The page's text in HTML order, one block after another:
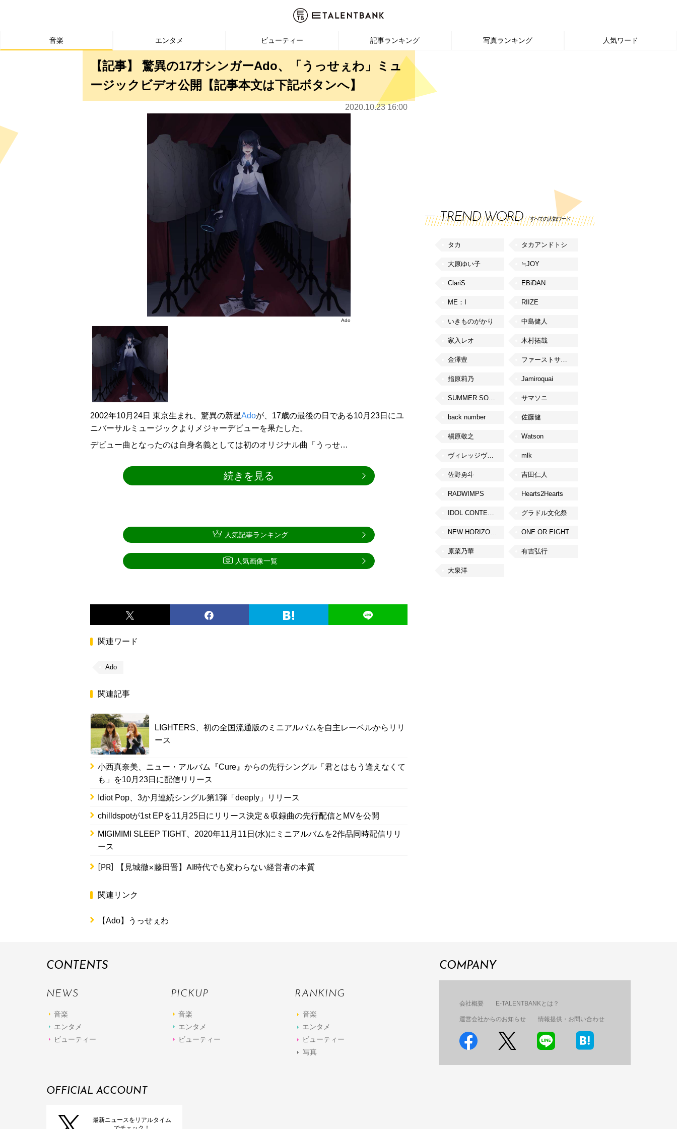
音楽 エンタメ ビューティー 記事ランキング 写真ランキング 人気ワード
【記事】 驚異の17才シンガーAdo、「うっせぇわ」ミュ
ージックビデオ公開【記事本文は下記ボタンへ】
2020.10.23 16:00
Ado
2002年10月24日 東京生まれ、驚異の新星Adoが、17歳の最後の日である10月23日にユ
ニバーサルミュージックよりメジャーデビューを果たした。
デビュー曲となったのは自身名義としては初のオリジナル曲「うっせ…
続きを見る
関連ワード
Ado
関連記事
LIGHTERS、初の全国流通版のミニアルバムを自主レーベルからリリ
ース
小西真奈美、ニュー・アルバム『Cure』からの先行シングル「君とはもう逢えなくて
も」を10月23日に配信リリース
Idiot Pop、3か月連続シングル第1弾「deeply」リリース
chilldspotが1st EPを11月25日にリリース決定＆収録曲の先行配信とMVを公開
MIGIMIMI SLEEP TIGHT、2020年11月11日(水)にミニアルバムを2作品同時配信リリ
ース
[PR] 【見城徹×藤田晋】AI時代でも変わらない経営者の本質
関連リンク
【Ado】うっせぇわ
人気記事ランキング
人気画像一覧
TREND WORD すべての人気ワード
タカ タカアンドトシ
大原ゆい子 ≒JOY
ClariS EBiDAN
ME：I RIIZE
いきものがかり 中島健人
家入レオ 木村拓哉
金澤豊 ファーストサマーウイカ
指原莉乃 Jamiroquai
SUMMER SONIC サマソニ
back number 佐藤健
槇原敬之 Watson
ヴィレッジヴァンガード mlk
佐野勇斗 吉田仁人
RADWIMPS Hearts2Hearts
IDOL CONTENT EXPO グラドル文化祭
NEW HORIZON FEST ONE OR EIGHT
原菜乃華 有吉弘行
大泉洋
CONTENTS
NEWS
音楽
エンタメ
ビューティー
PICKUP
音楽
エンタメ
ビューティー
RANKING
音楽
エンタメ
ビューティー
写真
COMPANY
会社概要 E-TALENTBANKとは？
運営会社からのお知らせ 情報提供・お問い合わせ
OFFICIAL ACCOUNT
最新ニュースをリアルタイム